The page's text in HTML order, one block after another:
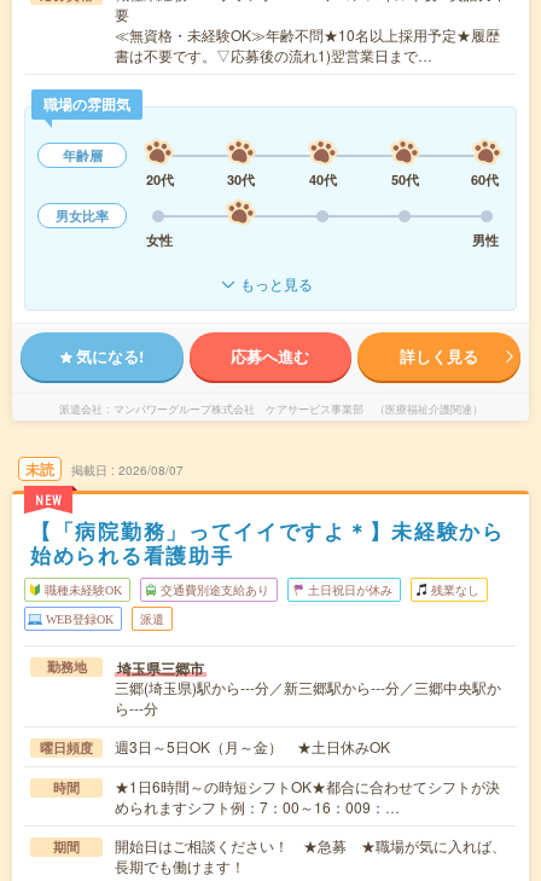
要
≪無資格・未経験OK≫年齢不問★10名以上採用予定★履歴
書は不要です。▽応募後の流れ1)翌営業日まで…
職場の雰囲気
年齢層
20代
30代 40代 50代
60代
男女比率
女性
男性
もっと見る
気になる! 応募へ進む 詳しく見る
派遣会社 マンパワーグループ株式会社 ケアサービス事業部 （医療福祉介護関連）
未読
NEW
掲載日 2026/08/07
【「病院勤務」ってイイですよ＊】未経験から
始められる看護助手
職種未経験OK 交通費別途支給あり 土日祝日が休み 残業なし
WEB登録OK 派遣
勤務地 埼玉県三郷市
三郷(埼玉県)駅から---分／新三郷駅から---分／三郷中央駅か
ら---分
曜日頻度 週3日～5日OK（月～金） ★土日休みOK
時間
★1日6時間～の時短シフトOK★都合に合わせてシフトが決
められますシフト例：7：00～16：009：…
期間
開始日はご相談ください！ ★急募 ★職場が気に入れば、
長期でも働けます！